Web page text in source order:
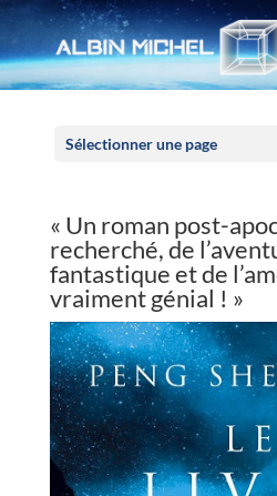
Sélectionner une page
« Un roman post-
recherché, de
fantastique et de
vraiment génial ! »
Panneau de gestion des cookies